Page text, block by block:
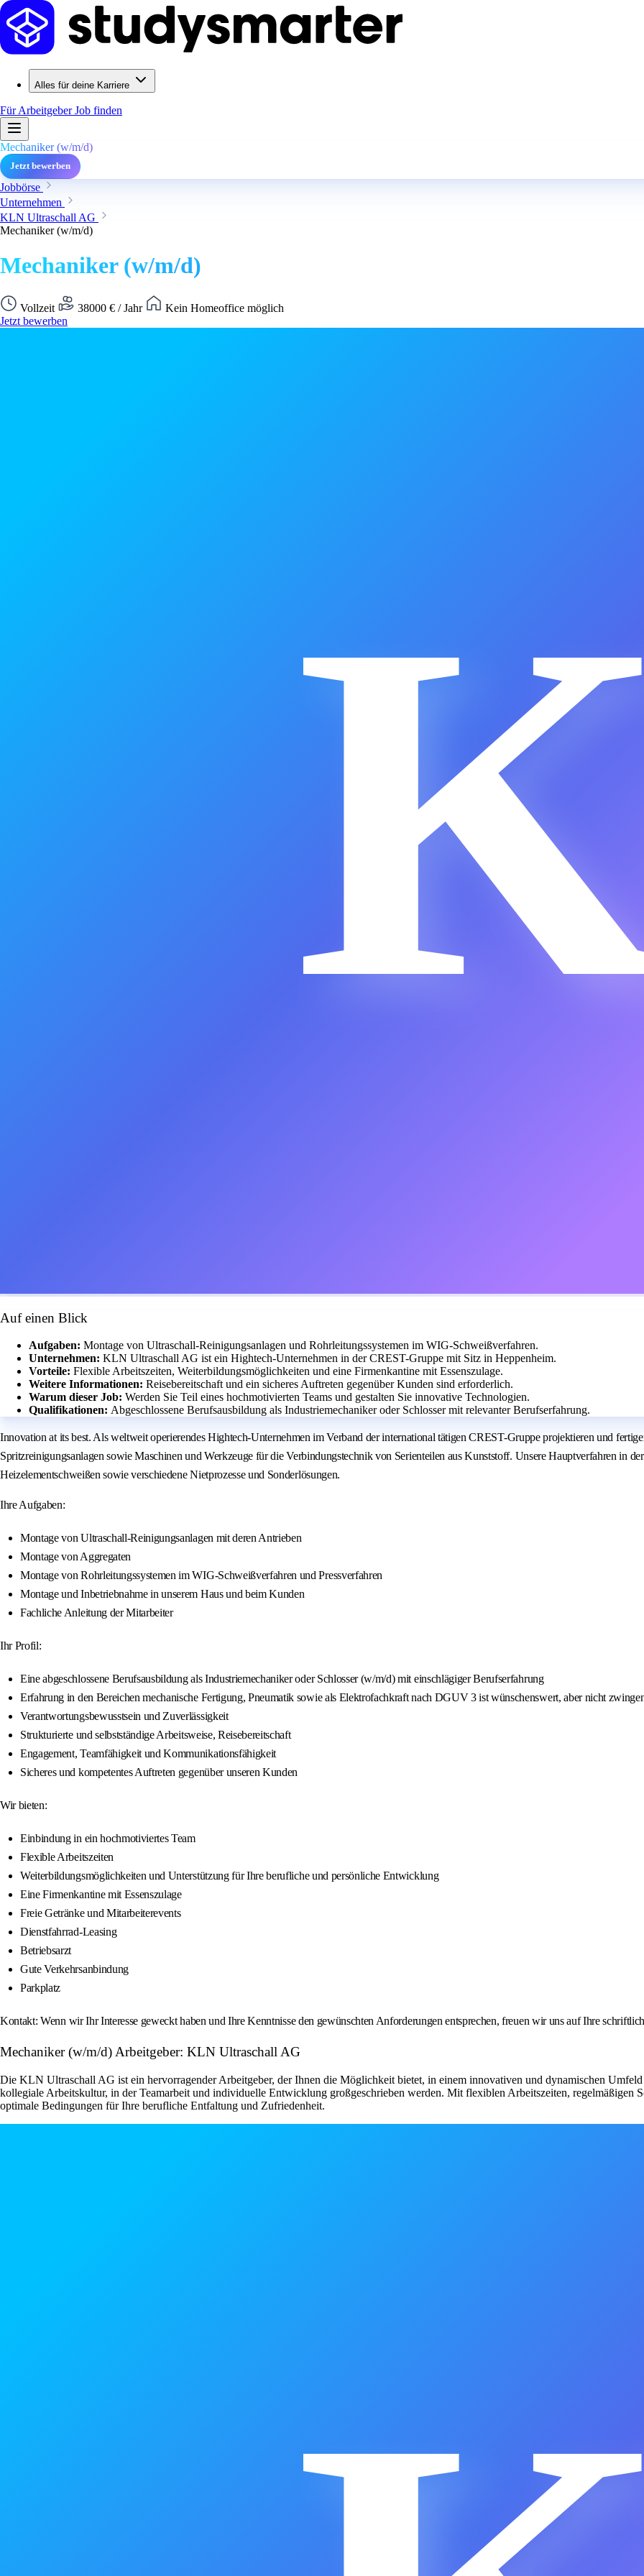
Alles für deine Karriere
Für ArbeitgeberJob finden
Mechaniker (w/m/d)
Jetzt bewerben
Jobbörse
Unternehmen
KLN Ultraschall AG
Mechaniker (w/m/d)
Mechaniker (w/m/d)
Vollzeit 38000 € / Jahr
Kein Homeoffice möglich
Jetzt bewerben
Auf einen Blick
Aufgaben: Montage von Ultraschall-Reinigungsanlagen und Rohrleitungssystemen im WIG-Schweißverfahren.
Unternehmen: KLN Ultraschall AG ist ein Hightech-Unternehmen in der CREST-Gruppe mit Sitz in Heppenheim.
Vorteile: Flexible Arbeitszeiten, Weiterbildungsmöglichkeiten und eine Firmenkantine mit Essenszulage.
Weitere Informationen: Reisebereitschaft und ein sicheres Auftreten gegenüber Kunden sind erforderlich.
Warum dieser Job: Werden Sie Teil eines hochmotivierten Teams und gestalten Sie innovative Technologien.
Qualifikationen: Abgeschlossene Berufsausbildung als Industriemechaniker oder Schlosser mit relevanter Berufserfahrung.
Innovation at its best. Als weltweit operierendes Hightech-Unternehmen im Verband der international tätigen CREST-Gruppe projektieren und
Spritzreinigungsanlagen sowie Maschinen und Werkzeuge für die Verbindungstechnik von Serienteilen aus Kunststoff. Unsere Hauptverfahren in
Heizelementschweißen sowie verschiedene Nietprozesse und Sonderlösungen.
Ihre Aufgaben:
Montage von Ultraschall-Reinigungsanlagen mit deren Antrieben
Montage von Aggregaten
Montage von Rohrleitungssystemen im WIG-Schweißverfahren und Pressverfahren
Montage und Inbetriebnahme in unserem Haus und beim Kunden
Fachliche Anleitung der Mitarbeiter
Ihr Profil:
Eine abgeschlossene Berufsausbildung als Industriemechaniker oder Schlosser (w/m/d) mit einschlägiger Berufserfahrung
Erfahrung in den Bereichen mechanische Fertigung, Pneumatik sowie als Elektrofachkraft nach DGUV 3 ist wünschenswert, aber nicht
Verantwortungsbewusstsein und Zuverlässigkeit
Strukturierte und selbstständige Arbeitsweise, Reisebereitschaft
Engagement, Teamfähigkeit und Kommunikationsfähigkeit
Sicheres und kompetentes Auftreten gegenüber unseren Kunden
Wir bieten:
Einbindung in ein hochmotiviertes Team
Flexible Arbeitszeiten
Weiterbildungsmöglichkeiten und Unterstützung für Ihre berufliche und persönliche Entwicklung
Eine Firmenkantine mit Essenszulage
Freie Getränke und Mitarbeiterevents
Dienstfahrrad-Leasing
Betriebsarzt
Gute Verkehrsanbindung
Parkplatz
Kontakt: Wenn wir Ihr Interesse geweckt haben und Ihre Kenntnisse den gewünschten Anforderungen entsprechen, freuen wir uns auf Ihre
Mechaniker (w/m/d) Arbeitgeber: KLN Ultraschall AG
Die KLN Ultraschall AG ist ein hervorragender Arbeitgeber, der Ihnen die Möglichkeit bietet, in einem innovativen und dynamischen
kollegiale Arbeitskultur, in der Teamarbeit und individuelle Entwicklung großgeschrieben werden. Mit flexiblen Arbeitszeiten, regelmäßigen
optimale Bedingungen für Ihre berufliche Entfaltung und Zufriedenheit.